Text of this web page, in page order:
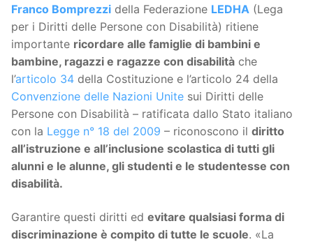
Franco Bomprezzi della Federazione LEDHA (Lega
per i Diritti delle Persone con Disabilità) ritiene
importante ricordare alle famiglie di bambini e
bambine, ragazzi e ragazze con disabilità che
l’articolo 34 della Costituzione e l’articolo 24 della
Convenzione delle Nazioni Unite sui Diritti delle
Persone con Disabilità – ratificata dallo Stato italiano
con la Legge n° 18 del 2009 – riconoscono il diritto
all’istruzione e all’inclusione scolastica di tutti gli
alunni e le alunne, gli studenti e le studentesse con
disabilità.
Garantire questi diritti ed evitare qualsiasi forma di
discriminazione è compito di tutte le scuole. «La